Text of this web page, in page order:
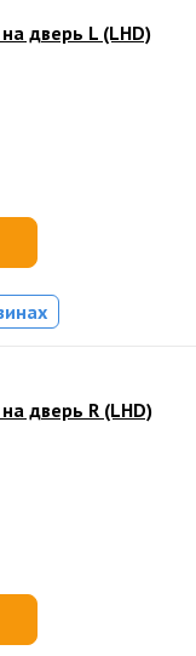
дверь L (LHD)
дверь R (LHD)